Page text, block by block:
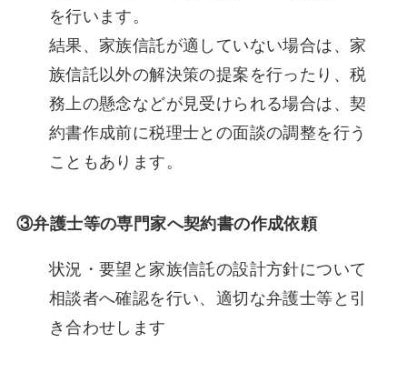
を行います。
結果、家族信託が適していない場合は、家
族信託以外の解決策の提案を行ったり、税
務上の懸念などが見受けられる場合は、契
約書作成前に税理士との面談の調整を行う
こともあります。
③弁護士等の専門家へ契約書の作成依頼
状況・要望と家族信託の設計方針について
相談者へ確認を行い、適切な弁護士等と引
き合わせします